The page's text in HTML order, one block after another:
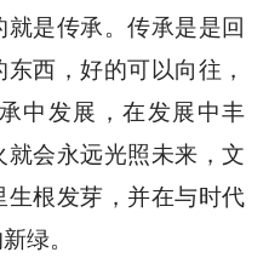
是传承。传承是是回
西，好的可以向往，
中发展，在发展中丰
会永远光照未来，文
根发芽，并在与时代
绿。